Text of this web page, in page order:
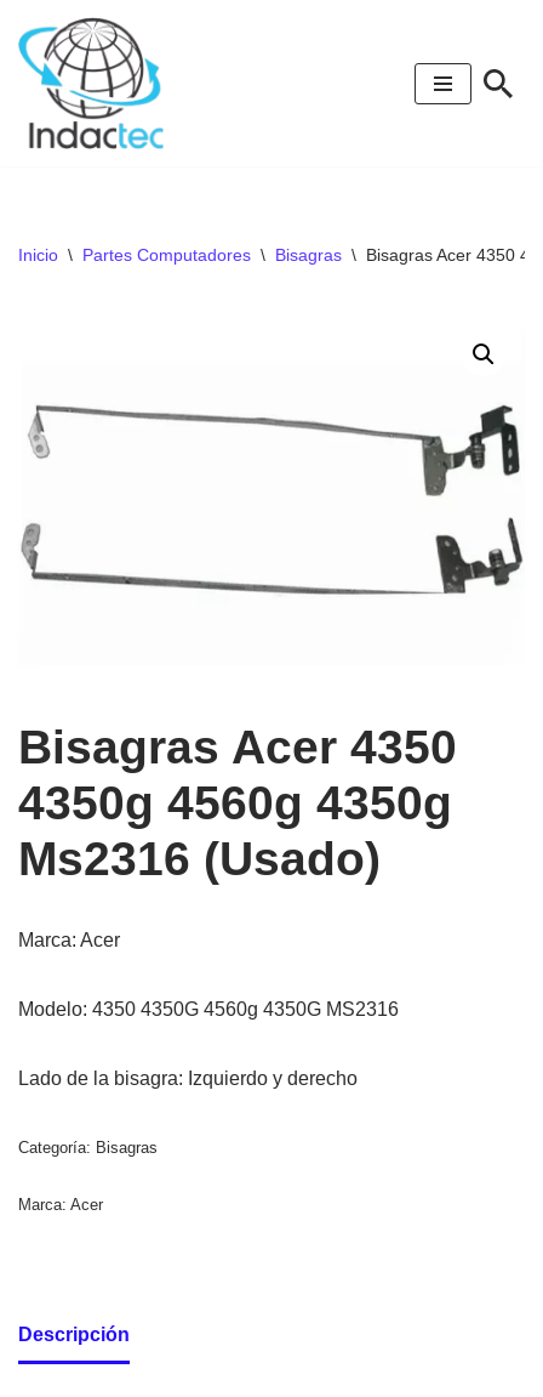
Saltar
contenido
Inicio \ Partes Computadores \ Bisagras \ Bisagras Acer 4350
Bisagras Acer 4350
4350g 4560g 4350g
Ms2316 (Usado)
Marca: Acer
Modelo: 4350 4350G 4560g 4350G MS2316
Lado de la bisagra: Izquierdo y derecho
Categoría: Bisagras
Marca: Acer
Descripción